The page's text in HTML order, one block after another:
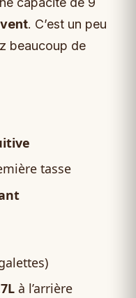
. C’est un peu
beaucoup de
tasse
à l’arrière